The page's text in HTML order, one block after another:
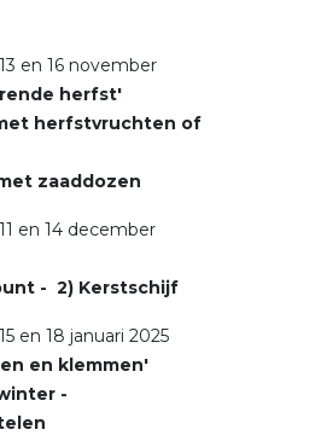
en 16 november
herfst'
herfstvruchten of
zaaddozen
en 14 december
- 2) Kerstschijf
en 18 januari 2025
en klemmen'
-